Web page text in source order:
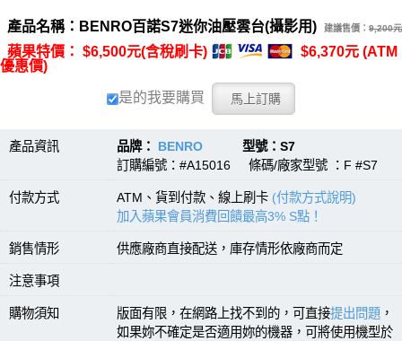
產品名稱：BENRO百諾S7迷你油壓雲台(攝影用) 建議售價： 9,200元
蘋果特價： $6,500元(含稅刷卡)
$6,370元 (ATM
優惠價)
是的我要購買
產品資訊 品牌： BENRO 型號：S7
訂購編號：#A15016 條碼/廠家型號 ：F #S7
付款方式 ATM、貨到付款、線上刷卡 (付款方式說明)
加入蘋果會員消費回饋最高3% S點！
銷售情形 供應廠商直接配送，庫存情形依廠商而定
注意事項
購物須知 版面有限，在網路上找不到的，可直接提出問題 ，
如果妳不確定是否適用妳的機器，可將使用機型於